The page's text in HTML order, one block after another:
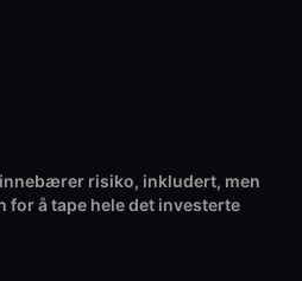
risiko, inkludert, men
for å tape hele det investerte